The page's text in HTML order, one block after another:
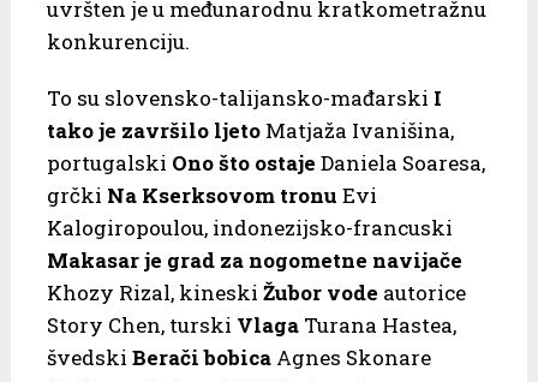
uvršten je u međunarodnu kratkometražnu
konkurenciju.
To su slovensko-talijansko-mađarski I
tako je završilo ljetoMatjaža Ivanišina,
portugalski Ono što ostaje Daniela Soaresa,
grčki Na Kserksovom tronu Evi
Kalogiropoulou, indonezijsko-francuski
Makasar je grad za nogometne navijače
Khozy Rizal, kineski Žubor vode autorice
Story Chen, turski VlagaTurana Hastea,
švedski Berači bobicaAgnes Skonare